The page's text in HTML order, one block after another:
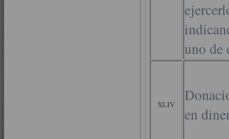
uno de
XLIV
en